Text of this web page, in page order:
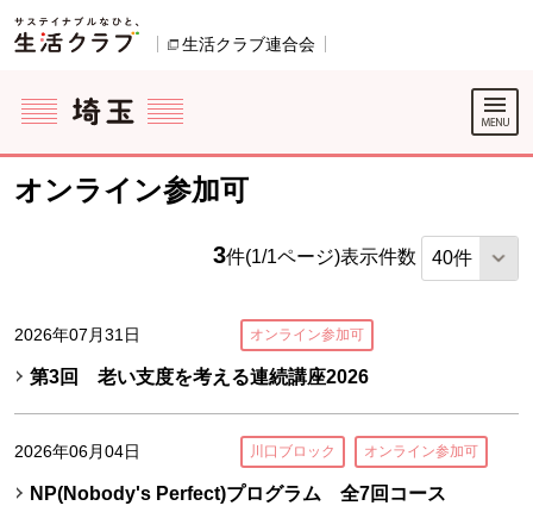
ページの先頭です。
生活クラブ連合会
ここからサイト内共通メニューです。
サイト内共通メニューをスキップする
サイト内共通メニューここまで。
オンライン参加可
3件(1/1ページ)表示件数
2026年07月31日 オンライン参加可
第3回 老い支度を考える連続講座2026
2026年06月04日 川口ブロック オンライン参加可
NP(Nobody's Perfect)プログラム 全7回コース